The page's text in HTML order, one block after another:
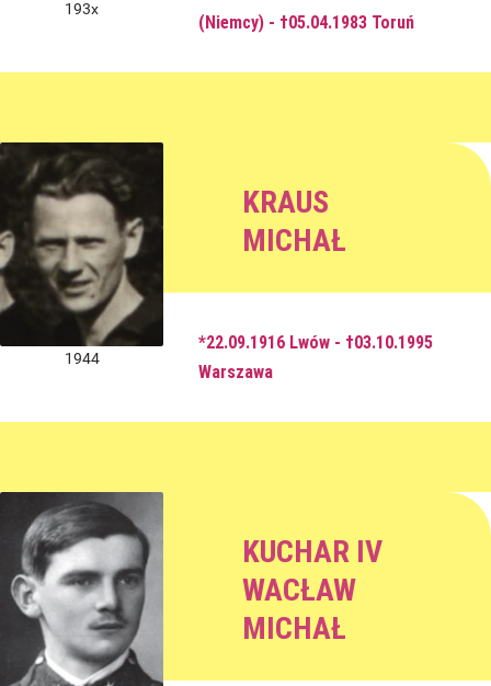
193x
(Niemcy) - †05.04.1983 Toruń
1944
KRAUS
MICHAŁ
*22.09.1916 Lwów - †03.10.1995
Warszawa
KUCHAR IV
WACŁAW
MICHAŁ